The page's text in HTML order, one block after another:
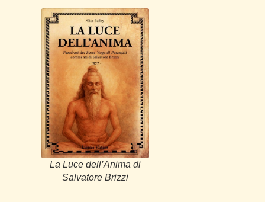
La Luce dell’Anima di
Salvatore Brizzi